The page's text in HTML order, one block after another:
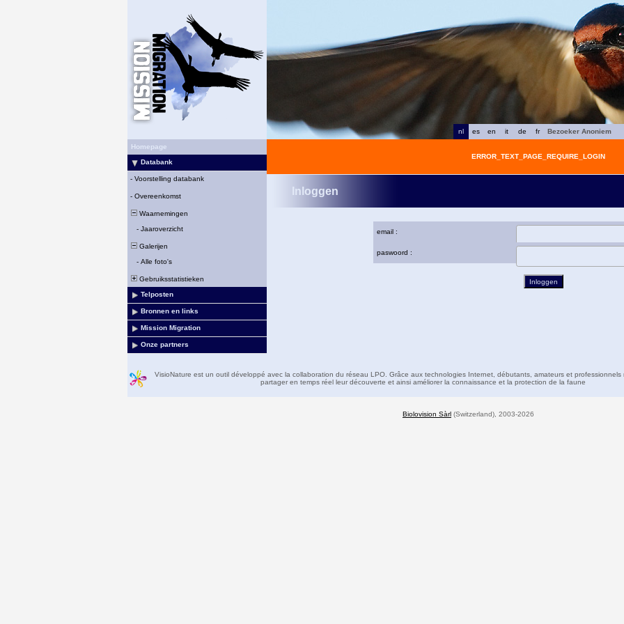
fr
de
it
en
es
nl
Bezoeker Anoniem
Homepage
Databank
- Voorstelling databank
- Overeenkomst
Waarnemingen
- Jaaroverzicht
Galerijen
- Alle foto's
Gebruiksstatistieken
Telposten
Bronnen en links
Mission Migration
Onze partners
ERROR_TEXT_PAGE_REQUIRE_LOGIN
Inloggen
email :
paswoord :
VisioNature est un outil développé avec la collaboration du réseau LPO. Grâce aux technologies Internet, débutants, amateurs et professionnels
partager en temps réel leur découverte et ainsi améliorer la connaissance et la protection de la faune
Biolovision Sàrl (Switzerland), 2003-2026